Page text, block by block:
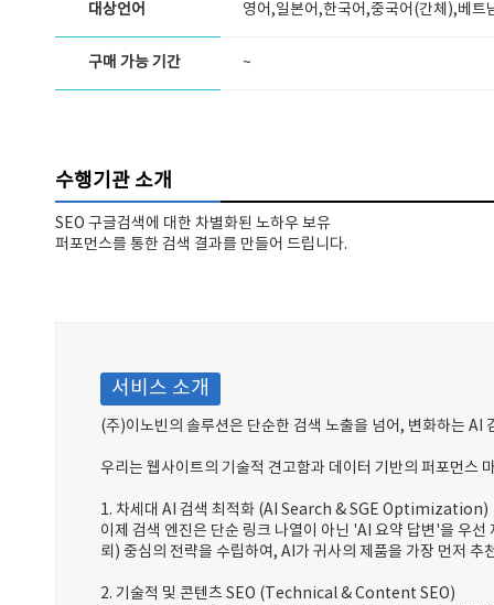
대상언어 영어,일본어,한국어,중국어(간체),베트
구매 가능 기간 ~
수행기관 소개
SEO 구글검색에 대한 차별화된 노하우 보유
퍼포먼스를 통한 검색 결과를 만들어 드립니다.
서비스 소개
(주)이노빈의 솔루션은 단순한 검색 노출을 넘어, 변화하는
우리는 웹사이트의 기술적 견고함과 데이터 기반의 퍼포먼스
1. 차세대 AI 검색 최적화 (AI Search & SGE Optimization)
이제 검색 엔진은 단순 링크 나열이 아닌 'AI 요약 답변'을 우
뢰) 중심의 전략을 수립하여, AI가 귀사의 제품을 가장 먼저 추
2. 기술적 및 콘텐츠 SEO (Technical & Content SEO)